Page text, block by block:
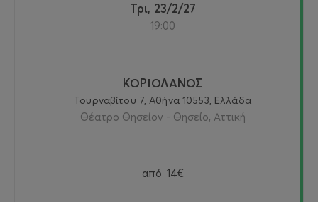
Τρι, 23/2/27
19:00
ΚΟΡΙΟΛΑΝΟΣ
Τουρναβίτου 7, Αθήνα 10553, Ελλάδα
Θέατρο Θησείον - Θησείο, Αττική
από 14€